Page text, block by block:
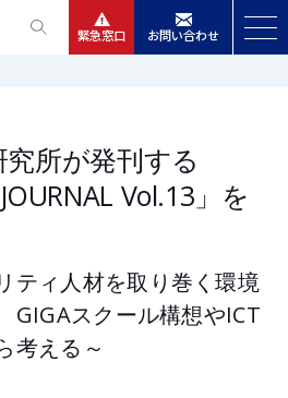
緊急窓口 お問い合わせ
ニュースリリース
会社情報
IR情報
採用
所が発刊する
JOURNAL Vol.13」を
ティ人材を取り巻く環境
GIGAスクール構想やICT
考える～